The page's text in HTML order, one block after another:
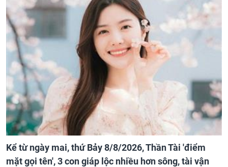
Kể từ ngày mai, thứ Bảy 8/8/2026, Thần Tài 'điểm
mặt gọi tên', 3 con giáp lộc nhiều hơn sông, tài vận